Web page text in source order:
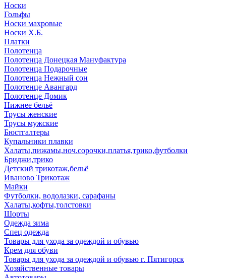
Носки
Гольфы
Носки махровые
Носки Х.Б.
Платки
Полотенца
Полотенца Донецкая Мануфактура
Полотенца Подарочные
Полотенца Нежный сон
Полотенце Авангард
Полотенце Домик
Нижнее бельё
Трусы женские
Трусы мужские
Бюстгалтеры
Купальники плавки
Халаты,пижамы,ноч.сорочки,платья,трико,футболки
Бриджи,трико
Детский трикотаж,бельё
Иваново Трикотаж
Майки
Футболки, водолазки, сарафаны
Халаты,кофты,толстовки
Шорты
Одежда зима
Спец одежда
Товары для ухода за одеждой и обувью
Крем для обуви
Товары для ухода за одеждой и обувью г. Пятигорск
Хозяйственные товары